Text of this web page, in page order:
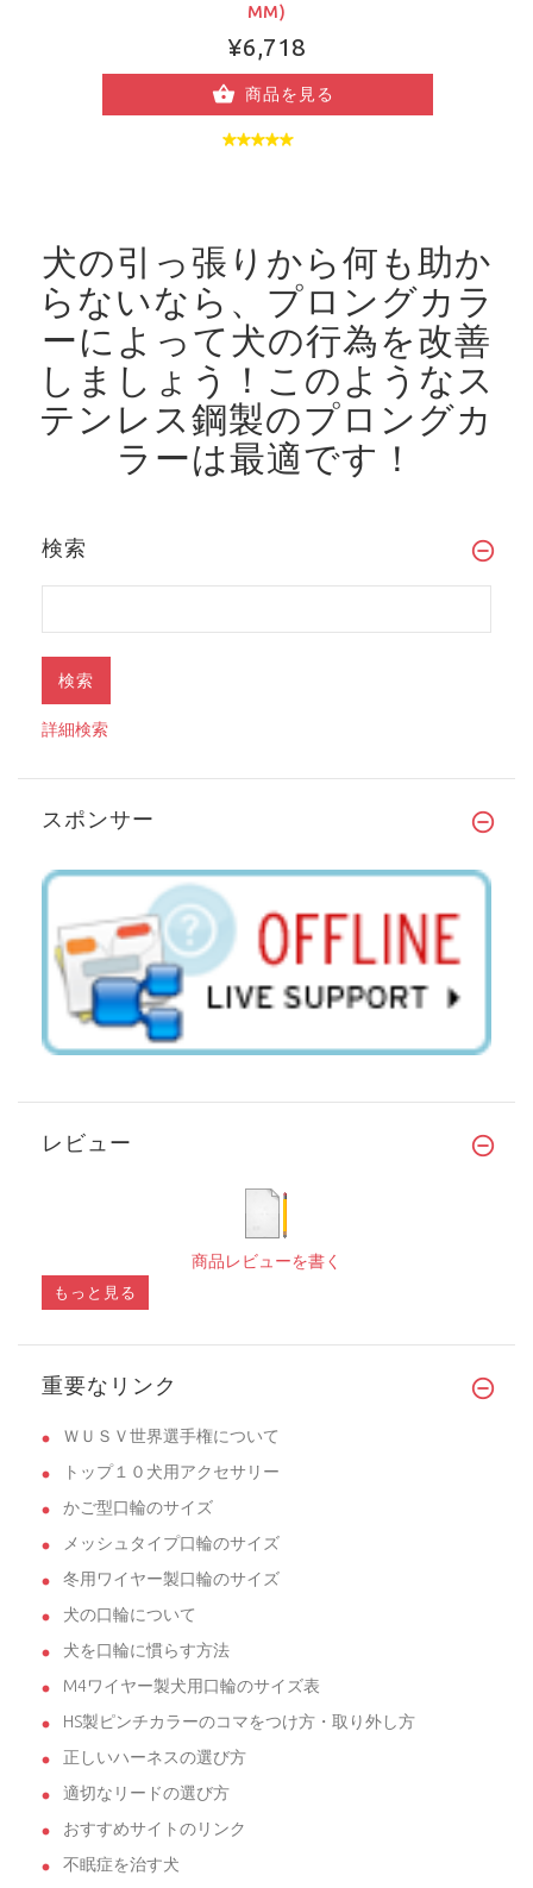
MM)
¥6,718
商品を見る
犬の引っ張りから何も助か
らないなら、プロングカラ
ーによって犬の行為を改善
しましょう！ このようなス
テンレス鋼製のプロングカ
ラーは最適です！
検索
詳細検索
スポンサー
レビュー
商品レビューを書く
もっと見る
重要なリンク
ＷＵＳＶ世界選手権について
トップ１０犬用アクセサリー
かご型口輪のサイズ
メッシュタイプ口輪のサイズ
冬用ワイヤー製口輪のサイズ
犬の口輪について
犬を口輪に慣らす方法
M4ワイヤー製犬用口輪のサイズ表
HS製ピンチカラーのコマをつけ方・取り外し方
正しいハーネスの選び方
適切なリードの選び方
おすすめサイトのリンク
不眠症を治す犬